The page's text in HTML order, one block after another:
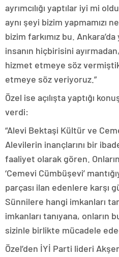
ayrımcılığı yaptılar iyi mi
aynı şeyi bizim yapmamızı
bizim farkımız bu.
insanın hiçbirisini
hizmet etmeye söz
etmeye söz veriyoruz.”
Özel ise açılışta yaptığı
verdi:
“Alevi Bektaşi Kültür ve
Alevilerin inançlarını bir
faaliyet olarak gören.
‘Cemevi Cümbüşevi’
parçası ilan edenlere karşı
Sünnilere hangi imkanları
imkanları tanıyana, onların
sizinle birlikte mücadele
Özel’den İYİ Parti lideri